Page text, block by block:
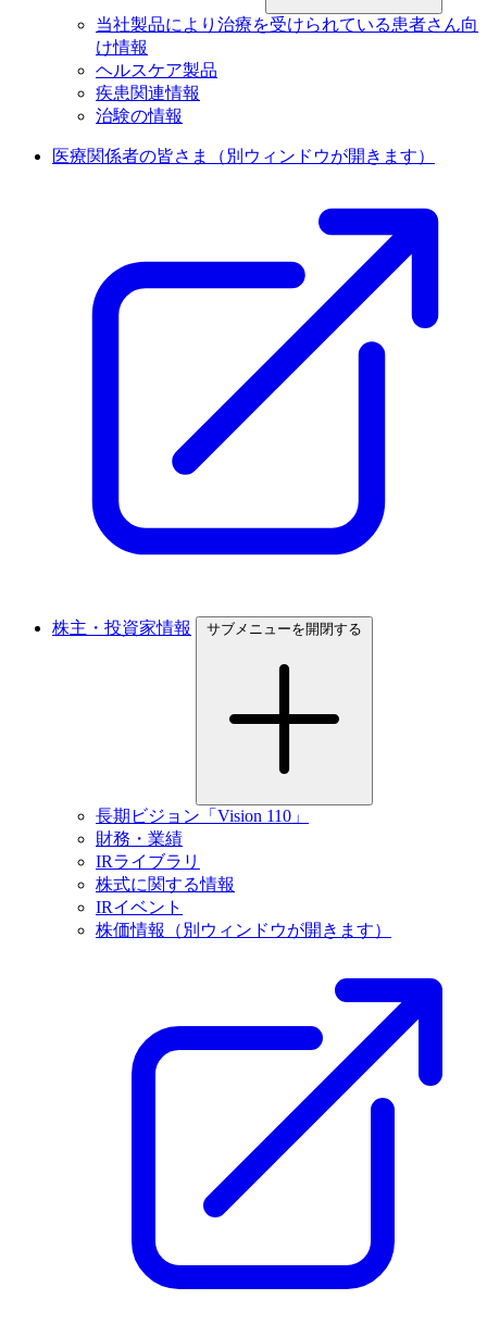
当社製品により治療を受けられている患者さん向
け情報
ヘルスケア製品
疾患関連情報
治験の情報
医療関係者の皆さま （別ウィンドウが開きます）
株主・投資家情報 サブメニューを開閉する
長期ビジョン「Vision 110」
財務・業績
IRライブラリ
株式に関する情報
IRイベント
株価情報
（別ウィンドウが開きます）